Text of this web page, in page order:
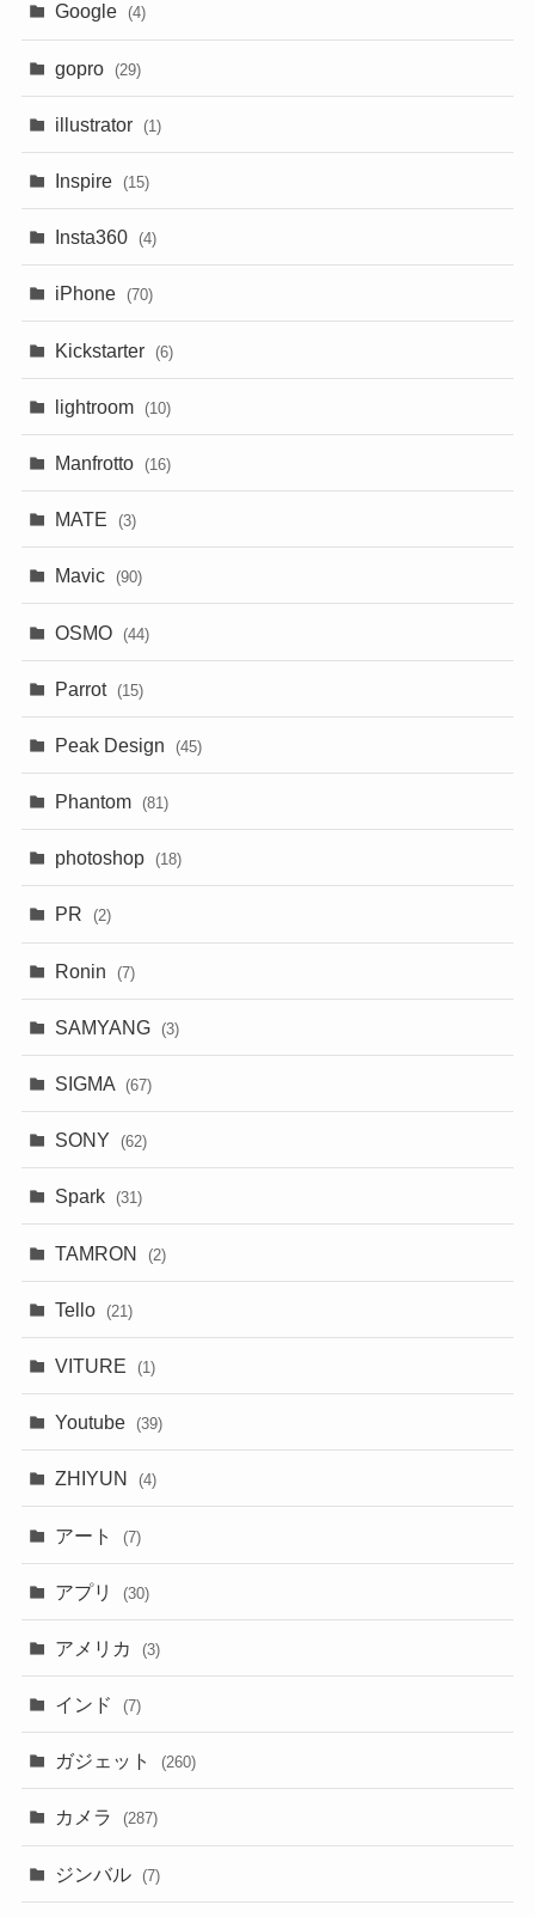
Google (4)
gopro (29)
illustrator (1)
Inspire (15)
Insta360 (4)
iPhone (70)
Kickstarter (6)
lightroom (10)
Manfrotto (16)
MATE (3)
Mavic (90)
OSMO (44)
Parrot (15)
Peak Design (45)
Phantom (81)
photoshop (18)
PR (2)
Ronin (7)
SAMYANG (3)
SIGMA (67)
SONY (62)
Spark (31)
TAMRON (2)
Tello (21)
VITURE (1)
Youtube (39)
ZHIYUN (4)
アート (7)
アプリ (30)
アメリカ (3)
インド (7)
ガジェット (260)
カメラ (287)
ジンバル (7)